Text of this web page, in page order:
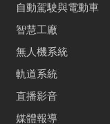
自動駕駛與電動車
智慧工廠
無人機系統
軌道系統
直播影音
媒體報導